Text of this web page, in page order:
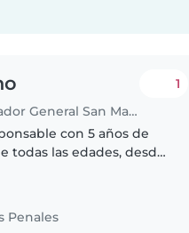
Babysitter in Ciudad del Libertador General San Martín
1
con 5 años de
todas las edades, desde
Penales